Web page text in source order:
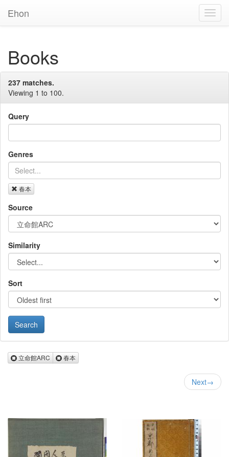
Ehon
Books
237 matches.
Viewing 1 to 100.
Query
Genres
春本
Source
Similarity
Sort
立命館ARC Remove 立命館ARC
春本
Next→